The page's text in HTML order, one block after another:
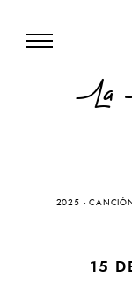
La
2025 -
15